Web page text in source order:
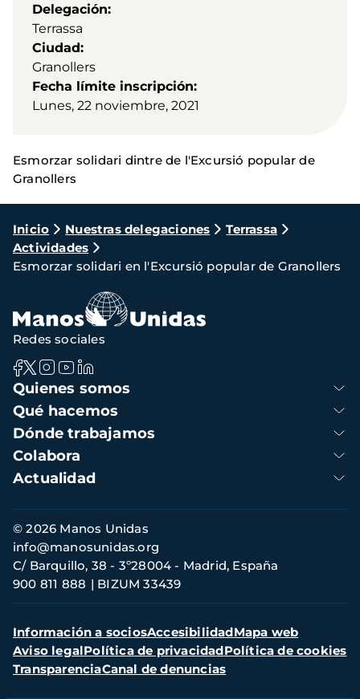
Delegación
Terrassa
Ciudad
Granollers
Fecha límite inscripción
Lunes, 22 noviembre, 2021
Esmorzar solidari dintre de l'Excursió popular de
Granollers
Ruta
de
navegación
Inicio Nuestras delegaciones
Terrassa
Actividades
Esmorzar solidari en l'Excursió popular de Granollers
Navegación
principal
Quienes somos
Qué hacemos
Dónde trabajamos
Colabora
Actualidad
Redes sociales
Información
de
contacto
© 2026 Manos Unidas
C/ Barquillo, 38 - 3º28004 - Madrid, España
900 811 888
BIZUM 33439
info@manosunidas.org
Menú
secundario
Información a sociosAccesibilidadMapa web
Aviso legalPolítica de privacidadPolítica de cookies
TransparenciaCanal de denuncias